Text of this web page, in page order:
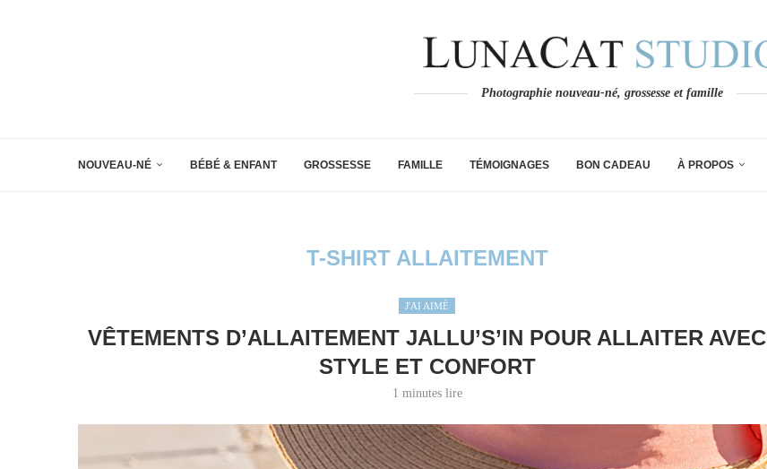
Photographie nouveau-né, grossesse et famille
NOUVEAU-NÉ BÉBÉ & ENFANT GROSSESSE FAMILLE TÉMOIGNAGES BON CADEAU À PROPOS
T-SHIRT ALLAITEMENT
J'AI AIMÉ
VÊTEMENTS D’ALLAITEMENT JALLU’S’IN POUR ALLAITER AVEC
STYLE ET CONFORT
1 minutes lire